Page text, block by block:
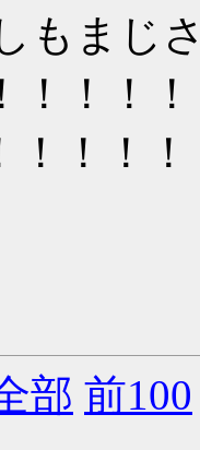
もまじ
！！！
！！！
部 前100